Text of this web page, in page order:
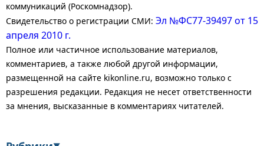
коммуникаций (Роскомнадзор).
Свидетельство о регистрации СМИ: Эл №ФС77-39497 от 15
апреля 2010 г.
Полное или частичное использование материалов,
комментариев, а также любой другой информации,
размещенной на сайте kikonline.ru, возможно только с
разрешения редакции. Редакция не несет ответственности
за мнения, высказанные в комментариях читателей.